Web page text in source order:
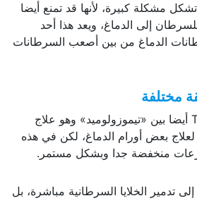
مشكلة كبيرة، لأنها قد تمنع أيضا
إلى الدماغ، ويعد هذا أحد
الدماغ من بين أصعب السرطانات
مختلفة
تجمع تجربة TARLATEM أيضا بين «تيموزولوميد» وهو علاج
بعض أورام الدماغ، لكن في هذه
منخفضة جدا وبشكل مستمر.
تدمير الخلايا السرطانية مباشرة، بل